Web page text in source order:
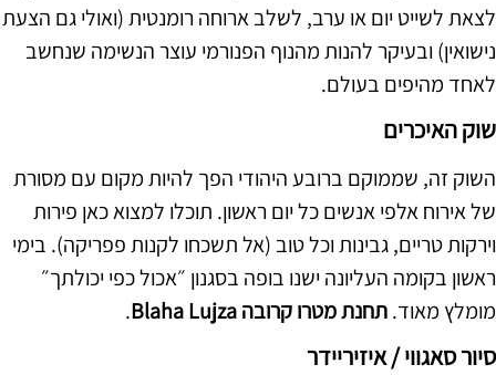
לצאת לשייט יום או ערב, לשלב ארוחה רומנטית (ואולי גם הצעת
נישואין) ובעיקר להנות מהנוף הפנורמי עוצר הנשימה שנחשב
לאחד מהיפים בעולם.
שוק האיכרים
השוק זה, שממוקם ברובע היהודי הפך להיות מקום עם מסורת
של אירוח אלפי אנשים כל יום ראשון. תוכלו למצוא כאן פירות
וירקות טריים, גבינות וכל טוב (אל תשכחו לקנות פפריקה). בימי
ראשון בקומה העליונה ישנו בופה בסגנון ״אכול כפי יכולתך״
מומלץ מאוד.תחנת מטרו קרובה Blaha Lujza .
סיור סאגווי / איזיריידר